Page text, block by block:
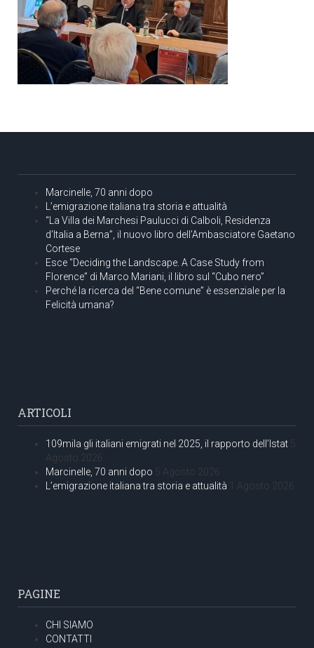
Marcinelle, 70 anni dopo
L’emigrazione italiana tra storia e attualità
“La Villa dei Marchesi Paulucci di Calboli, Residenza
d’Italia a Berna”, il nuovo libro dell’Ambasciatore Gaetano
Cortese
Esce “Deciding the Landscape. A Case Study from
Florence” di Marco Mariani, il libro sul “Cubo nero”
Perché la ricerca del “Bene comune” è essenziale per la
Felicità umana?
ARTICOLI
109mila gli italiani emigrati nel 2025, il rapporto dell’Istat 5
Agosto 2026
Marcinelle, 70 anni dopo 5 Agosto 2026
L’emigrazione italiana tra storia e attualità 1 Agosto 2026
PAGINE
CHI SIAMO
CONTATTI